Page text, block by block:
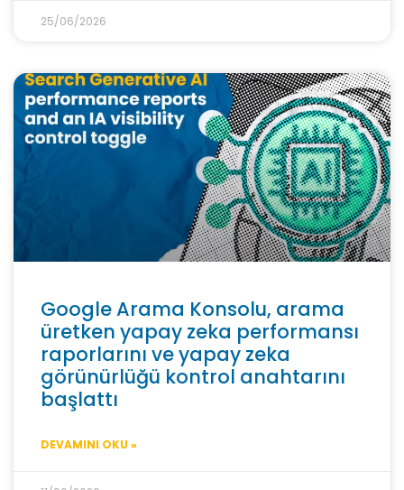
25/06/2026
Google Arama Konsolu, arama
üretken yapay zeka performansı
raporlarını ve yapay zeka
görünürlüğü kontrol anahtarını
başlattı
DEVAMINI OKU »